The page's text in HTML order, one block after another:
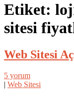
Etiket:
sitesi
Web Sitesi
5 yorum
| Web Sitesi